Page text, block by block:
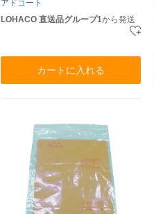
アドコート
LOHACO 直送品グループ1から発送
カートに入れる